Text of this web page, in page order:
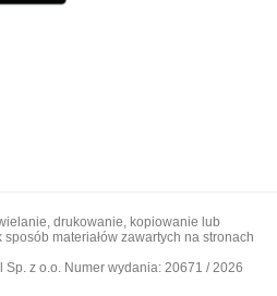
drukowanie, kopiowanie lub
materiałów zawartych na stronach
z o.o. Numer wydania: 20671 / 2026